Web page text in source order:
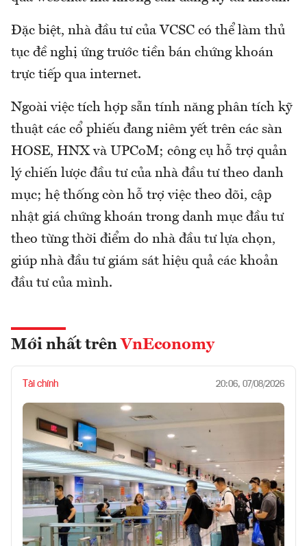
Đặc biệt, nhà đầu tư của VCSC có thể làm thủ
tục đề nghị ứng trước tiền bán chứng khoán
trực tiếp qua internet.
Ngoài việc tích hợp sẵn tính năng phân tích kỹ
thuật các cổ phiếu đang niêm yết trên các sàn
HOSE, HNX và UPCoM; công cụ hỗ trợ quản
lý chiến lược đầu tư của nhà đầu tư theo danh
mục; hệ thống còn hỗ trợ việc theo dõi, cập
nhật giá chứng khoán trong danh mục đầu tư
theo từng thời điểm do nhà đầu tư lựa chọn,
giúp nhà đầu tư giám sát hiệu quả các khoản
đầu tư của mình.
Mới nhất trên VnEconomy
Tài chính 20:06, 07/08/2026